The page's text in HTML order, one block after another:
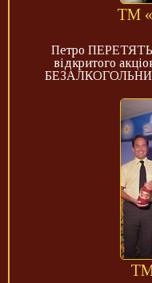
ТМ
Петро
відкритого